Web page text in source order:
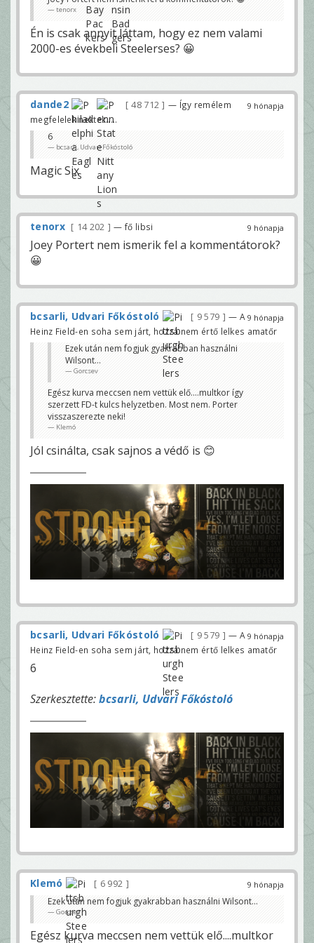
tenorx
Én is csak annyit láttam, hogy ez nem valami
2000-es évekbeli Steelerses? 😀
9 hónapja
dande2 48 712
— Így remélem
megfelelek nektek.....
6
bcsarli, Udvari Főkóstoló
Magic Six
9 hónapja
tenorx 14 202 — fő libsi
Joey Portert nem ismerik fel a kommentátorok?
😀
9 hónapja
bcsarli, Udvari Főkóstoló 9 579
— A
Heinz Field-en soha sem járt, hozzá nem értő lelkes amatőr
Ezek után nem fogjuk gyakrabban használni
Wilsont…
Gorcsev
Egész kurva meccsen nem vettük elő....multkor így
szerzett FD-t kulcs helyzetben. Most nem. Porter
visszaszerezte neki!
Klemó
Jól csinálta, csak sajnos a védő is 😊
9 hónapja
bcsarli, Udvari Főkóstoló 9 579
— A
Heinz Field-en soha sem járt, hozzá nem értő lelkes amatőr
6
Szerkesztette:bcsarli, Udvari Főkóstoló
9 hónapja
Klemó
6 992
Ezek után nem fogjuk gyakrabban használni Wilsont…
Gorcsev
Egész kurva meccsen nem vettük elő....multkor